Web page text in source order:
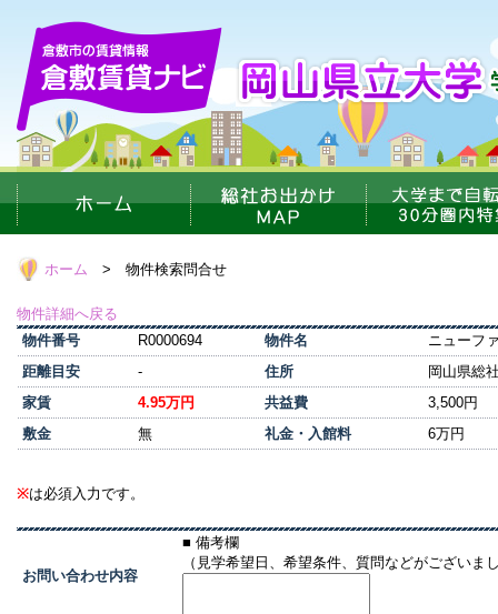
ホーム > 物件検索問合せ
物件詳細へ戻る
物件番号
R0000694 物件名
ニューフ
距離目安
- 住所
岡山県総
家賃
4.95万円 共益費
3,500円
敷金
無 礼金・入館料 6万円
※は必須入力です。
お問い合わせ内容
■ 備考欄
（見学希望日、希望条件、質問などがございま